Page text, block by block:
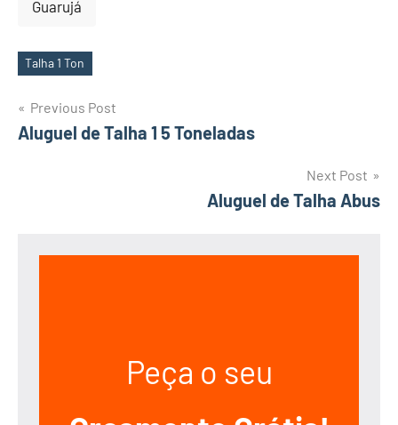
Guarujá
Tags
Talha 1 Ton
Post
navigation
Previous Post
Aluguel de Talha 1 5 Toneladas
Next Post
Aluguel de Talha Abus
Peça o seu